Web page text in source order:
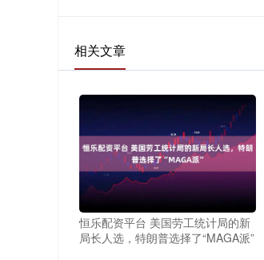
相关文章
恒乐配资平台 美国劳工统计局的新
局长人选，特朗普选择了“MAGA派”